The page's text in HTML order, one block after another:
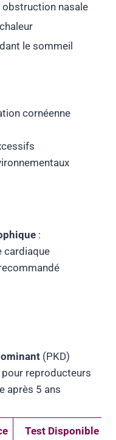
nasale
le sommeil
cornéenne
:
cardiaque
(PKD)
reproducteurs
après 5 ans
Test Disponible